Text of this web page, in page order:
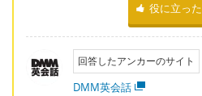
役に立った
回答したアンカーのサイト
DMM英会話